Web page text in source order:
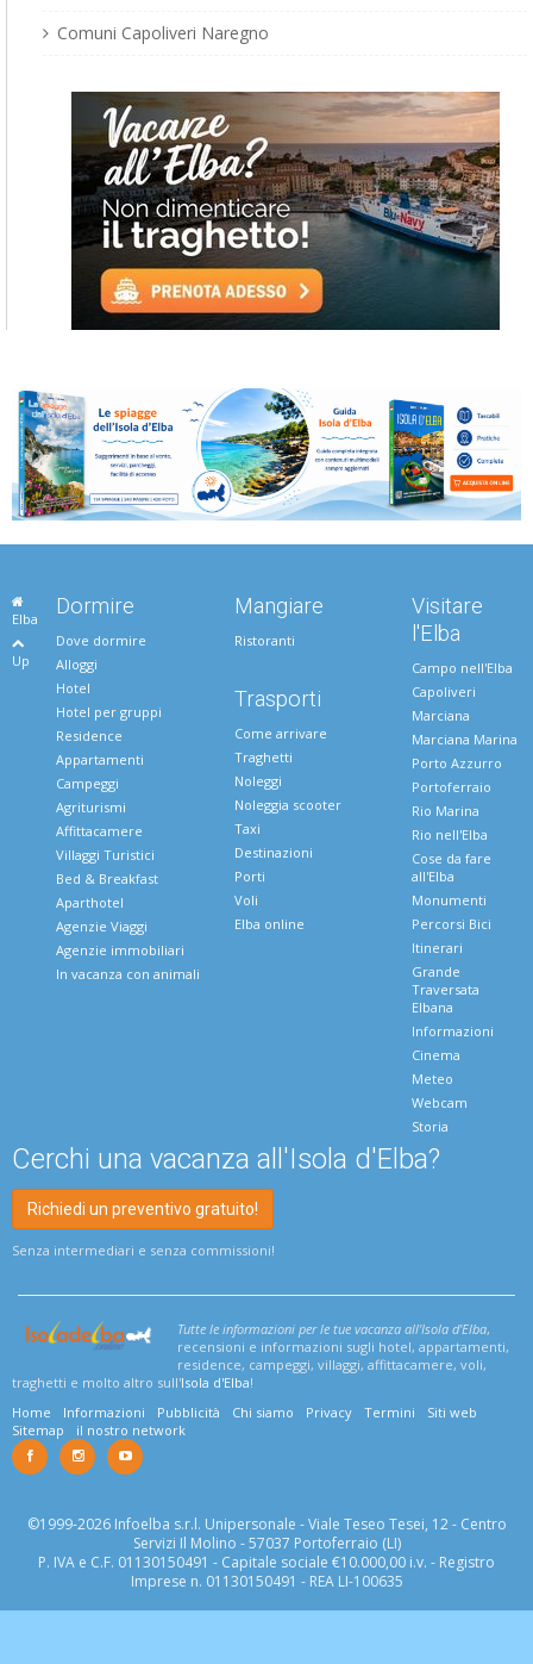
Comuni Capoliveri Naregno
Elba
Up
Dormire
Dove dormire
Alloggi
Hotel
Hotel per gruppi
Residence
Appartamenti
Campeggi
Agriturismi
Affittacamere
Villaggi Turistici
Bed & Breakfast
Aparthotel
Agenzie Viaggi
Agenzie immobiliari
In vacanza con animali
Mangiare
Ristoranti
Trasporti
Come arrivare
Traghetti
Noleggi
Noleggia scooter
Taxi
Destinazioni
Porti
Voli
Elba online
Visitare
l'Elba
Campo nell'Elba
Capoliveri
Marciana
Marciana Marina
Porto Azzurro
Portoferraio
Rio Marina
Rio nell'Elba
Cose da fare
all'Elba
Monumenti
Percorsi Bici
Itinerari
Grande
Traversata
Elbana
Informazioni
Cinema
Meteo
Webcam
Storia
Cerchi una vacanza all'Isola d'Elba?
Richiedi un preventivo gratuito!
Senza intermediari e senza commissioni!
Tutte le informazioni per le tue vacanza all'Isola d'Elba,
recensioni e informazioni sugli hotel, appartamenti,
residence, campeggi, villaggi, affittacamere, voli,
traghetti e molto altro sull'Isola d'Elba!
Home
Informazioni Pubblicità Chi siamo Privacy Termini
Siti web
Sitemap
il nostro network
©1999-2026 Infoelba s.r.l. Unipersonale - Viale Teseo Tesei, 12 - Centro
Servizi Il Molino - 57037 Portoferraio (LI)
P. IVA e C.F. 01130150491 - Capitale sociale €10.000,00 i.v. - Registro
Imprese n. 01130150491 - REA LI-100635